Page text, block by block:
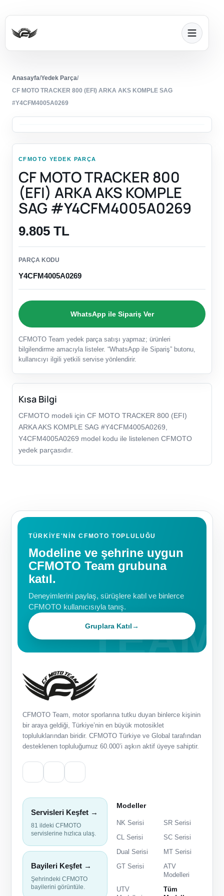
Anasayfa/Yedek Parça/
CF MOTO TRACKER 800 (EFI) ARKA AKS KOMPLE SAG
#Y4CFM4005A0269
CFMOTO YEDEK PARÇA
CF MOTO TRACKER 800
(EFI) ARKA AKS KOMPLE
SAG #Y4CFM4005A0269
9.805 TL
PARÇA KODU
Y4CFM4005A0269
WhatsApp ile Sipariş Ver
CFMOTO Team yedek parça satışı yapmaz; ürünleri
bilgilendirme amacıyla listeler. “WhatsApp ile Sipariş” butonu,
kullanıcıyı ilgili yetkili servise yönlendirir.
Kısa Bilgi
CFMOTO modeli için CF MOTO TRACKER 800 (EFI)
ARKA AKS KOMPLE SAG #Y4CFM4005A0269,
Y4CFM4005A0269 model kodu ile listelenen CFMOTO
yedek parçasıdır.
TÜRKIYE'NIN CFMOTO TOPLULUĞU
Modeline ve şehrine uygun
CFMOTO Team grubuna
katıl.
Deneyimlerini paylaş, sürüşlere katıl ve binlerce
CFMOTO kullanıcısıyla tanış.
Gruplara Katıl→
CFMOTO Team, motor sporlarına tutku duyan binlerce kişinin
bir araya geldiği, Türkiye’nin en büyük motosiklet
topluluklarından biridir. CFMOTO Türkiye ve Global tarafından
desteklenen topluluğumuz 60.000’i aşkın aktif üyeye sahiptir.
Servisleri Keşfet →
81 ildeki CFMOTO
servislerine hızlıca ulaş.
Bayileri Keşfet →
Şehrindeki CFMOTO
bayilerini görüntüle.
Modeller
NK Serisi
SR Serisi
CL Serisi
SC Serisi
Dual Serisi
MT Serisi
GT Serisi
ATV
Modelleri
UTV
Tüm